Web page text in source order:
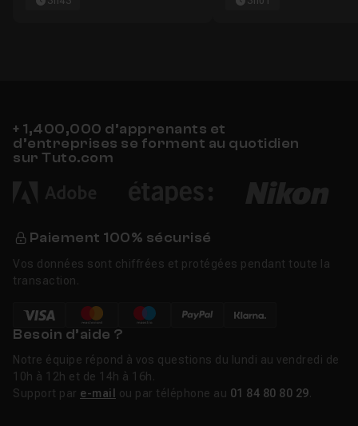
+ 1,400,000 d’apprenants et
d’entreprises se forment au quotidien
sur Tuto.com
Paiement 100% sécurisé
Vos données sont chiffrées et protégées pendant toute la
transaction.
Besoin d’aide ?
Notre équipe répond à vos questions du lundi au vendredi de
10h à 12h et de 14h à 16h.
Support par e-mail ou par téléphone au 01 84 80 80 29